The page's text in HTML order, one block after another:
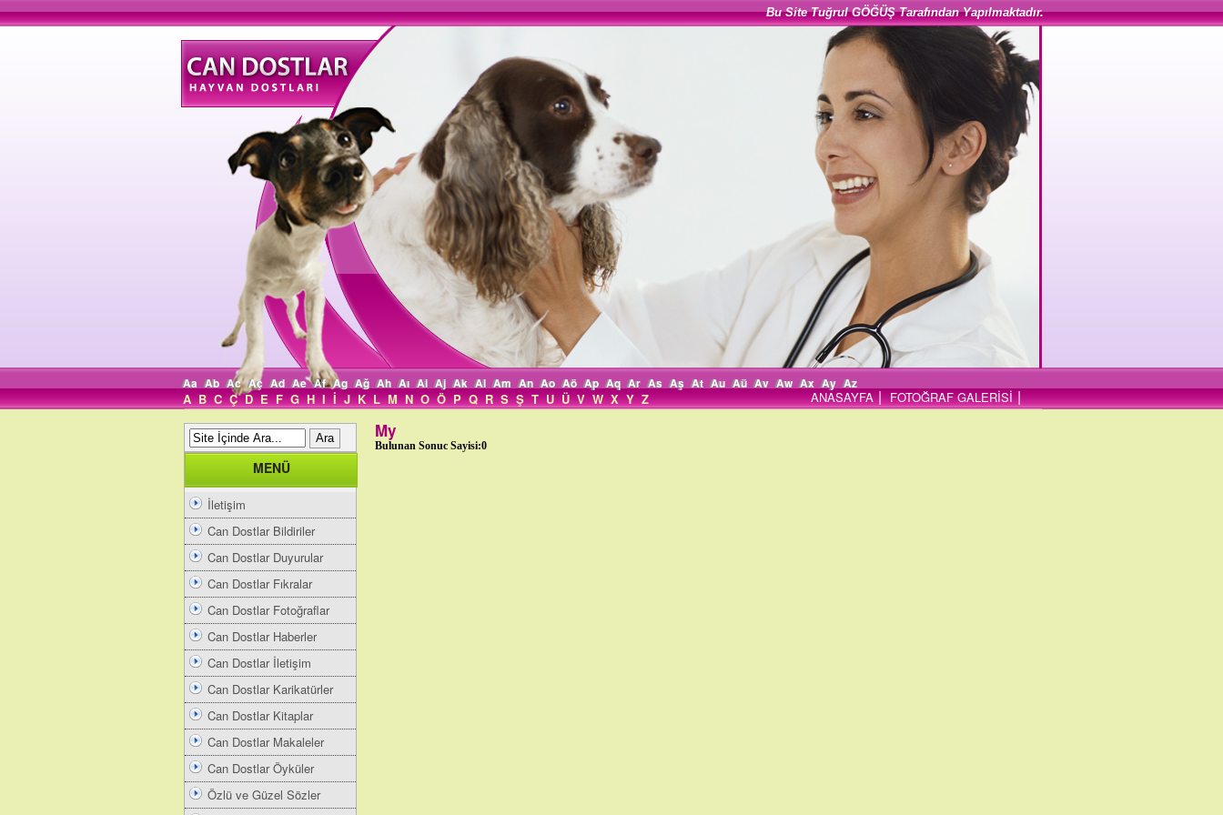
Bu Site Tuğrul GÖĞÜŞ Tarafından Yapılmaktadır.
Aa Ab Ac Aç Ad Ae Af Ag Ağ Ah Aı Ai Aj Ak Al Am An Ao Aö Ap Aq Ar As Aş At Au Aü Av Aw Ax Ay Az
A B C Ç D E F G H I İ J K L M N O Ö P Q R S Ş T U Ü V W X Y Z ANASAYFA | FOTOĞRAF GALERİSİ |
MENÜ
İletişim
Can Dostlar Bildiriler
Can Dostlar Duyurular
Can Dostlar Fıkralar
Can Dostlar Fotoğraflar
Can Dostlar Haberler
Can Dostlar İletişim
Can Dostlar Karikatürler
Can Dostlar Kitaplar
Can Dostlar Makaleler
Can Dostlar Öyküler
Özlü ve Güzel Sözler
My
Bulunan Sonuc Sayisi:0